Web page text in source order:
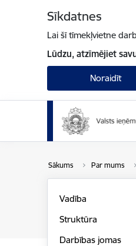
Sīkdatnes
Lai šī tīmekļvietne
Lūdzu, atzīmējiet
Noraidīt
Sākums Par mums
Vadība
Struktūra
Darbības jomas